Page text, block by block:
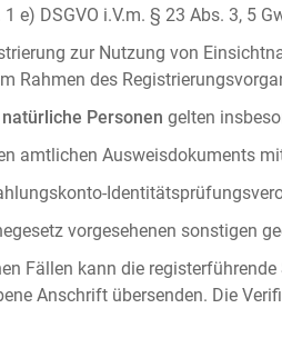
e) DSGVO i.V.m. § 23 Abs. 3, 5
zur Nutzung von
Rahmen des
natürliche Personen gelten
amtlichen Ausweisdokuments
vorgesehenen sonstigen
Fällen kann die
Anschrift übersenden. Die